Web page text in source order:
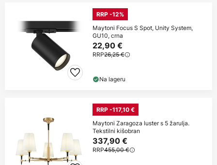
RRP -12%
Maytoni Focus S Spot, Unity System,
GU10, crna
22,90 €
RRP26,25 €
Na lageru
RRP -117,10 €
Maytoni Zaragoza luster s 5 žarulja.
Tekstilni kišobran
337,90 €
RRP455,00 €